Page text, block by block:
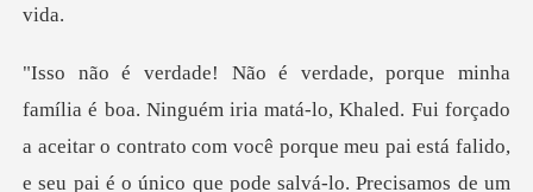
forçado
a aceitar o contrato com você porque meu pai está falido,
e seu pai é o único que pode sal